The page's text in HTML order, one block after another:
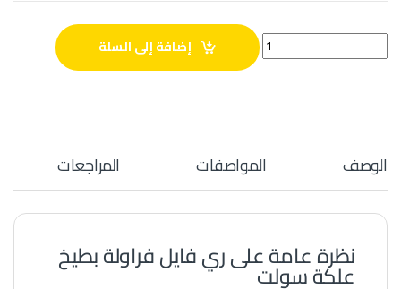
ري فايل فراولة بطيخ علكة سولت quantity إضافة إلى السلة
الوصف المواصفات المراجعات
نظرة عامة على ري فايل فراولة بطيخ
علكة سولت